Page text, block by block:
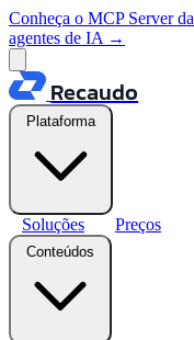
Conheça o MCP Server
agentes de IA →
Recaudo
Plataforma
Soluções Preços
Conteúdos